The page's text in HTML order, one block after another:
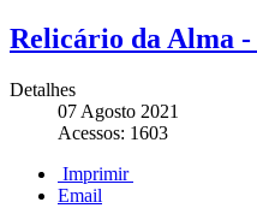
Relicário da Alma
Detalhes
07 Agosto 2021
Acessos: 1603
Imprimir
Email